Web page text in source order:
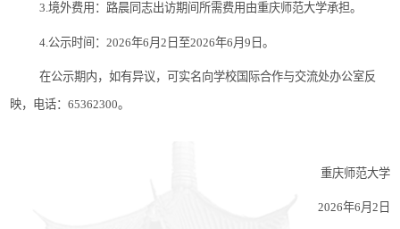
3.境外费用： 路晨同志出访期间所需费用由重庆师范大学承担。
4.公示时间： 2026年6 月 2 日至2026年6月9 日。
在公示期内，如有异议，可实名向学校国际合作与交流处办公室反
映，电话：65362300。
重庆师范大学
2026年6月 2 日